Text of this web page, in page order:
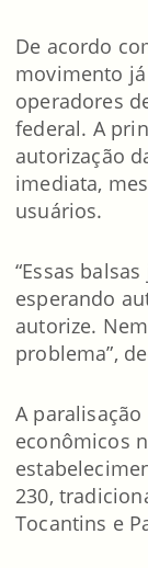
De acordo
movimento
operadores
federal. A
autorização
imediata,
usuários.
“Essas
esperando
autorize.
problema”,
A
econômicos
230,
Tocantins e